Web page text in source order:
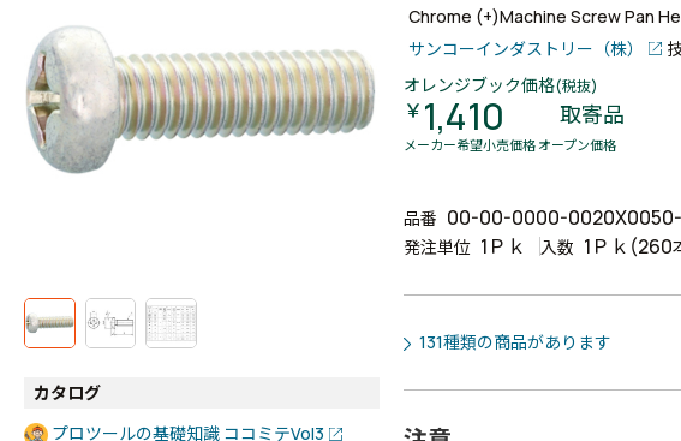
カタログ
プロツールの基礎知識 ココミテVol3
Chrome (+)Machine Screw Pan
サンコーインダストリー（株）
オレンジブック価格(税抜)
￥ 1,410 取寄品
メーカー希望小売価格 オープン価格
品番 00-00-0000-
発注単位 1Ｐｋ 入数 1Ｐｋ(260
131種類の商品があります